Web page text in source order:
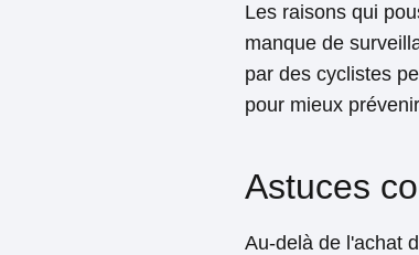
Les raisons qui
manque de
par des cyclistes
pour mieux
Astuces
Au-delà de l'achat